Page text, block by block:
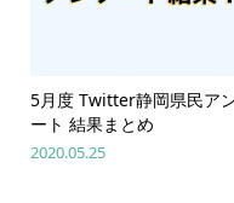
5月度 Twitter静岡県民ア
ート 結果まとめ
2020.05.25